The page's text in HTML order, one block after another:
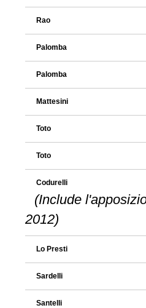
Rao
Palomba
Palomba
Mattesini
Toto
Toto
Codurelli
(Include
2012)
Lo Presti
Sardelli
Santelli